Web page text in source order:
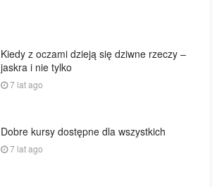
Kiedy z oczami dzieją się dziwne rzeczy –
jaskra i nie tylko
7 lat ago
Dobre kursy dostępne dla wszystkich
7 lat ago